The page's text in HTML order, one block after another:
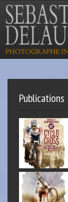
Publications